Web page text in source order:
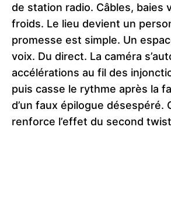
de station radio. Câbles, baies
froids. Le lieu devient un
promesse est simple. Un
voix. Du direct. La caméra
accélérations au fil des
puis casse le rythme après la
d’un faux épilogue désespéré.
renforce l’effet du second